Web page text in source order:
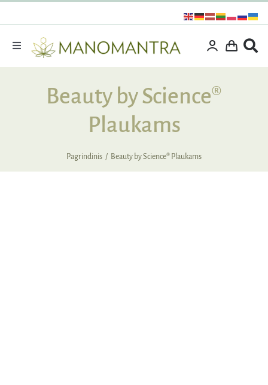
turinį
Toggle
Dovanos
Išpardavimas
Vitaminai ir maisto papildai
Beauty by Science®
Plaukams
Pagrindinis Beauty by Science® Plaukams